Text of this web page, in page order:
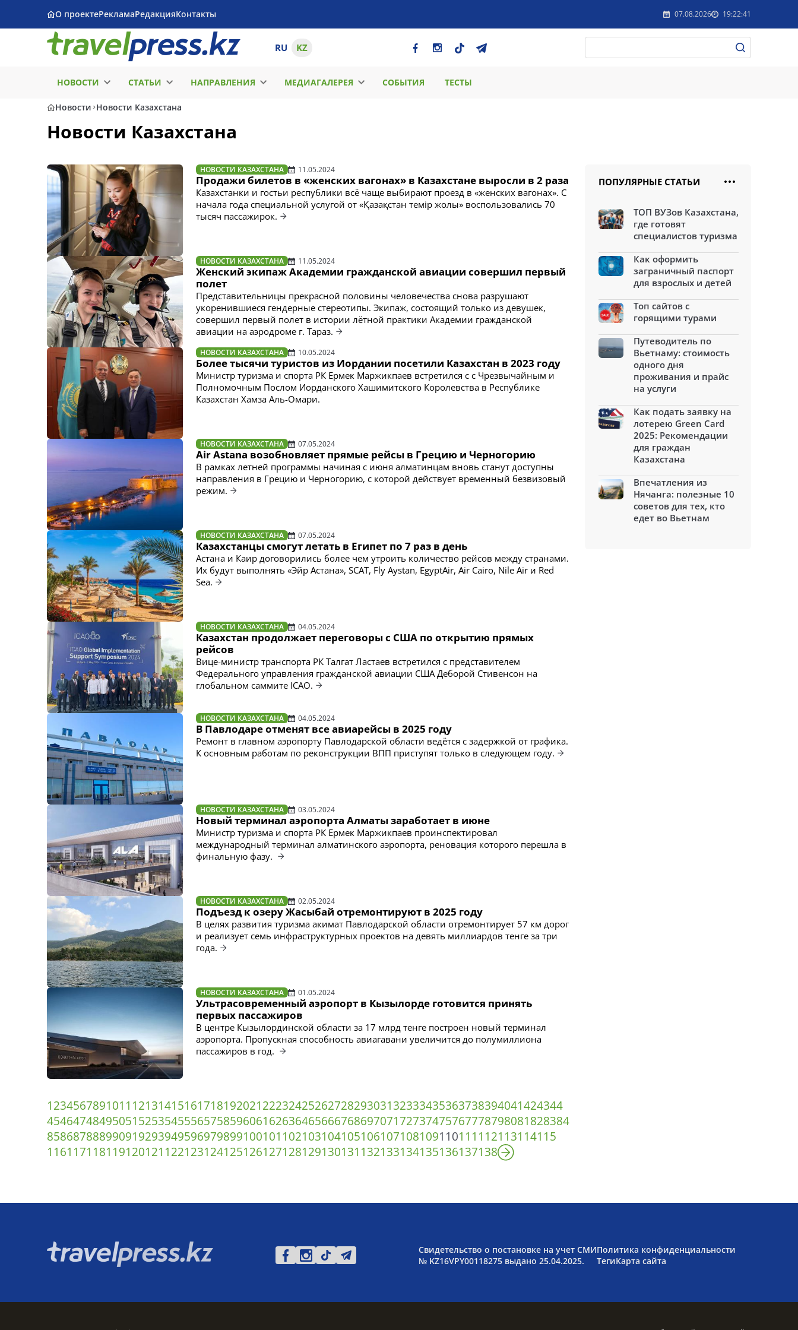
О проектеРекламаРедакцияКонтакты 07.08.2026 19:22:41
RU KZ
НОВОСТИ СТАТЬИ НАПРАВЛЕНИЯ МЕДИАГАЛЕРЕЯ СОБЫТИЯ ТЕСТЫ
Новости Новости Казахстана
Новости Казахстана
НОВОСТИ КАЗАХСТАНА 11.05.2024
Продажи билетов в «женских вагонах» в Казахстане выросли в 2 раза
Казахстанки и гостьи республики всё чаще выбирают проезд в «женских вагонах». С
начала года специальной услугой от «Қазақстан темiр жолы» воспользовались 70
тысяч пассажирок.
НОВОСТИ КАЗАХСТАНА 11.05.2024
Женский экипаж Академии гражданской авиации совершил первый
полет
Представительницы прекрасной половины человечества снова разрушают
укоренившиеся гендерные стереотипы. Экипаж, состоящий только из девушек,
совершил первый полет в истории лётной практики Академии гражданской
авиации на аэродроме г. Тараз.
НОВОСТИ КАЗАХСТАНА 10.05.2024
Более тысячи туристов из Иордании посетили Казахстан в 2023 году
Министр туризма и спорта РК Ермек Маржикпаев встретился с с Чрезвычайным и
Полномочным Послом Иорданского Хашимитского Королевства в Республике
Казахстан Хамза Аль-Омари.
НОВОСТИ КАЗАХСТАНА 07.05.2024
Air Astana возобновляет прямые рейсы в Грецию и Черногорию
В рамках летней программы начиная с июня алматинцам вновь станут доступны
направления в Грецию и Черногорию, с которой действует временный безвизовый
режим.
НОВОСТИ КАЗАХСТАНА 07.05.2024
Казахстанцы смогут летать в Египет по 7 раз в день
Астана и Каир договорились более чем утроить количество рейсов между странами.
Их будут выполнять «Эйр Астана», SCAT, Fly Aystan, EgyptAir, Air Cairo, Nile Air и Red
Sea.
НОВОСТИ КАЗАХСТАНА 04.05.2024
Казахстан продолжает переговоры с США по открытию прямых
рейсов
Вице-министр транспорта РК Талгат Ластаев встретился с представителем
Федерального управления гражданской авиации США Деборой Стивенсон на
глобальном саммите ICAO.
НОВОСТИ КАЗАХСТАНА 04.05.2024
В Павлодаре отменят все авиарейсы в 2025 году
Ремонт в главном аэропорту Павлодарской области ведётся с задержкой от графика.
К основным работам по реконструкции ВПП приступят только в следующем году.
НОВОСТИ КАЗАХСТАНА 03.05.2024
Новый терминал аэропорта Алматы заработает в июне
Министр туризма и спорта РК Ермек Маржикпаев проинспектировал
международный терминал алматинского аэропорта, реновация которого перешла в
финальную фазу.
НОВОСТИ КАЗАХСТАНА 02.05.2024
Подъезд к озеру Жасыбай отремонтируют в 2025 году
В целях развития туризма акимат Павлодарской области отремонтирует 57 км дорог
и реализует семь инфраструктурных проектов на девять миллиардов тенге за три
года.
НОВОСТИ КАЗАХСТАНА 01.05.2024
Ультрасовременный аэропорт в Кызылорде готовится принять
первых пассажиров
В центре Кызылординской области за 17 млрд тенге построен новый терминал
аэропорта. Пропускная способность авиагавани увеличится до полумиллиона
пассажиров в год.
1234567891011 121314151617181920212223242526272829303132333435363738394041424344
45464748495051525354555657585960616263646566676869707172737475767778798081828384
858687888990919293949596979899100101 102103104105106107108109110111 112113114115
116117118119120121 122123124125126127128129130131 132133134135136137138
ПОПУЛЯРНЫЕ СТАТЬИ
ТОП ВУЗов Казахстана,
где готовят
специалистов туризма
Как оформить
заграничный паспорт
для взрослых и детей
Топ сайтов с
горящими турами
Путеводитель по
Вьетнаму: стоимость
одного дня
проживания и прайс
на услуги
Как подать заявку на
лотерею Green Card
2025: Рекомендации
для граждан
Казахстана
Впечатления из
Нячанга: полезные 10
советов для тех, кто
едет во Вьетнам
Свидетельство о постановке на учет СМИ
№ KZ16VPY00118275 выдано 25.04.2025.
Политика конфиденциальности
ТегиКарта сайта